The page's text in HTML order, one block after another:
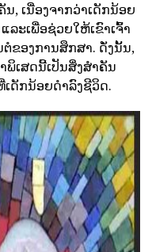
, ເນື່ອງຈາກວ່າເດັກນ້ອຍ
ລະເພື່ອຊ່ວຍໃຫ້ເຂົາເຈົ້າ
ຕໍຂອງການສຶກສາ. ດັ່ງນັ້ນ,
ພິເສດນີ້ເປັນສິ່ງສໍາຄັນ
ດັກນ້ອຍດໍາລົງຊີວິດ.